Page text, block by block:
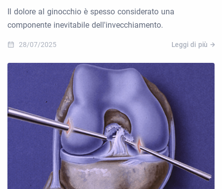
Il dolore al ginocchio è spesso considerato una
componente inevitabile dell'invecchiamento.
28/07/2025 Leggi di più